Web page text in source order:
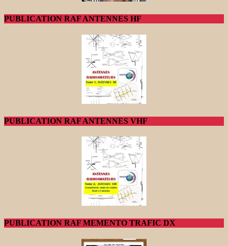
PUBLICATION RAF ANTENNES HF
PUBLICATION RAF ANTENNES VHF
PUBLICATION RAF MEMENTO TRAFIC DX